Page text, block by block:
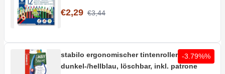
€2,29 €3,44
stabilo ergonomischer tintenroller rechts in
dunkel-/hellblau, löschbar, inkl. patrone
-3.79%%